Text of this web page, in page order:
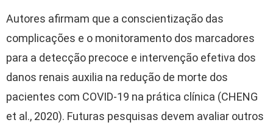
Autores afirmam que a conscientização das
complicações e o monitoramento dos marcadores
para a detecção precoce e intervenção efetiva dos
danos renais auxilia na redução de morte dos
pacientes com COVID-19 na prática clínica (CHENG
et al., 2020). Futuras pesquisas devem avaliar outros